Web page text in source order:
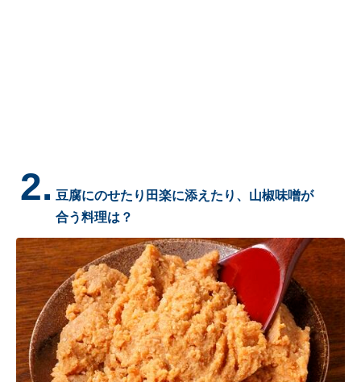
2. 豆腐にのせたり田楽に添えたり、山椒味噌が
合う料理は？